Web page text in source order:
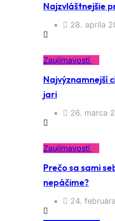
Najzvláštnejšie
28. apríla
Zaujímavosti
Najvýznamnejší
jari
26. marca
Zaujímavosti
Prečo sa sami
nepáčime?
24.